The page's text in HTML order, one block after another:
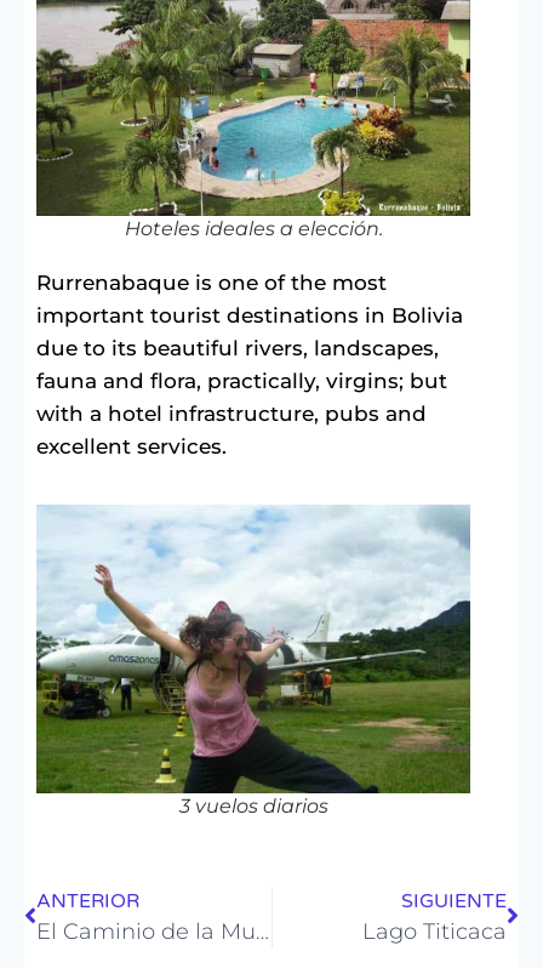
Hoteles ideales a elección.
Rurrenabaque is one of the most
important tourist destinations in Bolivia
due to its beautiful rivers, landscapes,
fauna and flora, practically, virgins; but
with a hotel infrastructure, pubs and
excellent services.
3 vuelos diarios
ANTERIOR
El Caminio de la Muerte
SIGUIENTE
Lago Titicaca